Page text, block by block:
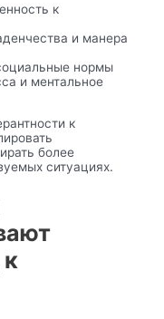
к
и манера
нормы
и ментальное
к
более
ситуациях.